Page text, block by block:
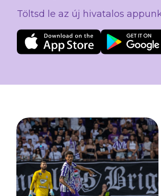
Töltsd le az új hivatalos